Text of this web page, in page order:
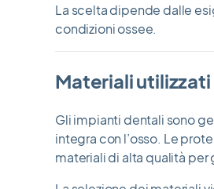
La scelta dipende dalle
condizioni ossee.
Materiali
Gli impianti dentali sono
integra con l’osso. Le
materiali di alta qualità per